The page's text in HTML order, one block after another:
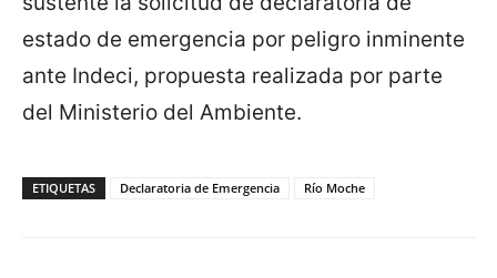
estado de emergencia por peligro inminente
ante Indeci, propuesta realizada por parte
del Ministerio del Ambiente.
ETIQUETAS Declaratoria de Emergencia Río Moche